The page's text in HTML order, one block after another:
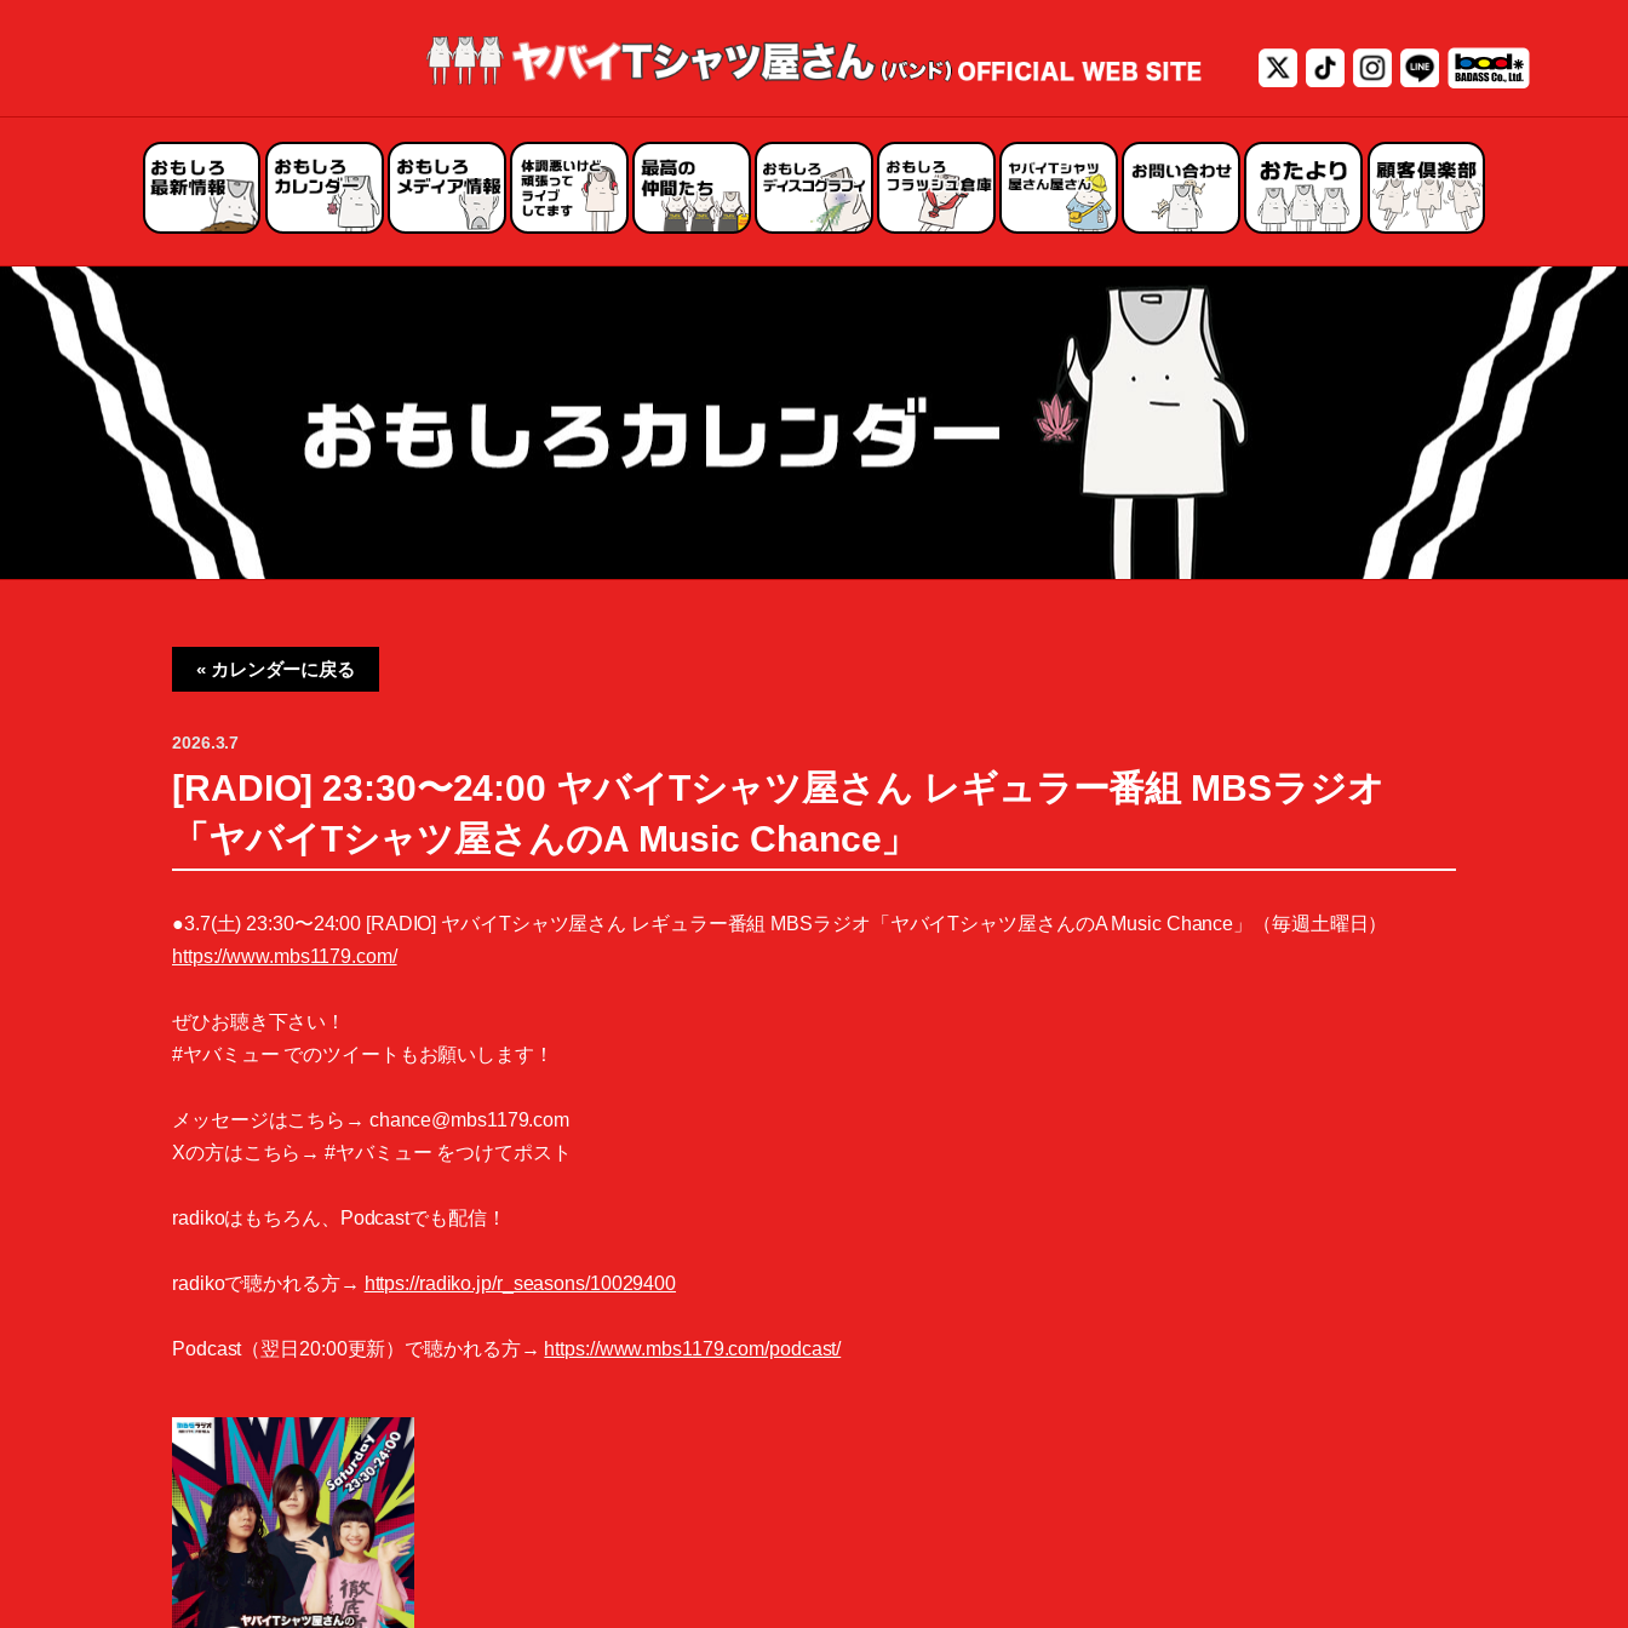
« カレンダーに戻る
2026.3.7
[RADIO] 23:30〜24:00 ヤバイTシャツ屋さん レギュラー番組 MBSラジオ
「ヤバイTシャツ屋さんのA Music Chance」
●3.7(土) 23:30〜24:00 [RADIO] ヤバイTシャツ屋さん レギュラー番組 MBSラジオ「ヤバイTシャツ屋さんのA Music Chance」（毎週土曜日）
https://www.mbs1179.com/
ぜひお聴き下さい！
#ヤバミュー でのツイートもお願いします！
メッセージはこちら→ chance@mbs1179.com
Xの方はこちら→ #ヤバミュー をつけてポスト
radikoはもちろん、Podcastでも配信！
radikoで聴かれる方→ https://radiko.jp/r_seasons/10029400
Podcast（翌日20:00更新）で聴かれる方→ https://www.mbs1179.com/podcast/